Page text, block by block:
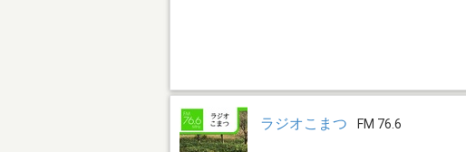
ラジオこまつ FM 76.6